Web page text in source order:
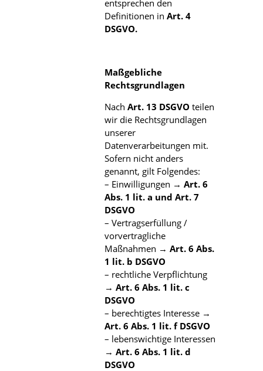
entsprechen den
Definitionen in Art. 4
DSGVO.
Maßgebliche
Rechtsgrundlagen
Nach Art. 13 DSGVO teilen
wir die Rechtsgrundlagen
unserer
Datenverarbeitungen mit.
Sofern nicht anders
genannt, gilt Folgendes:
– Einwilligungen → Art. 6
Abs. 1 lit. a und Art. 7
DSGVO
– Vertragserfüllung /
vorvertragliche
Maßnahmen → Art. 6 Abs.
1 lit. b DSGVO
– rechtliche Verpflichtung
→ Art. 6 Abs. 1 lit. c
DSGVO
– berechtigtes Interesse →
Art. 6 Abs. 1 lit. f DSGVO
– lebenswichtige Interessen
→ Art. 6 Abs. 1 lit. d
DSGVO